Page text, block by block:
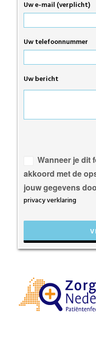
Uw e-mail (verplicht)
Uw telefoonnummer
Uw bericht
leeg
te
laten.
Wanneer je dit
akkoord met de
jouw gegevens
privacy verklaring